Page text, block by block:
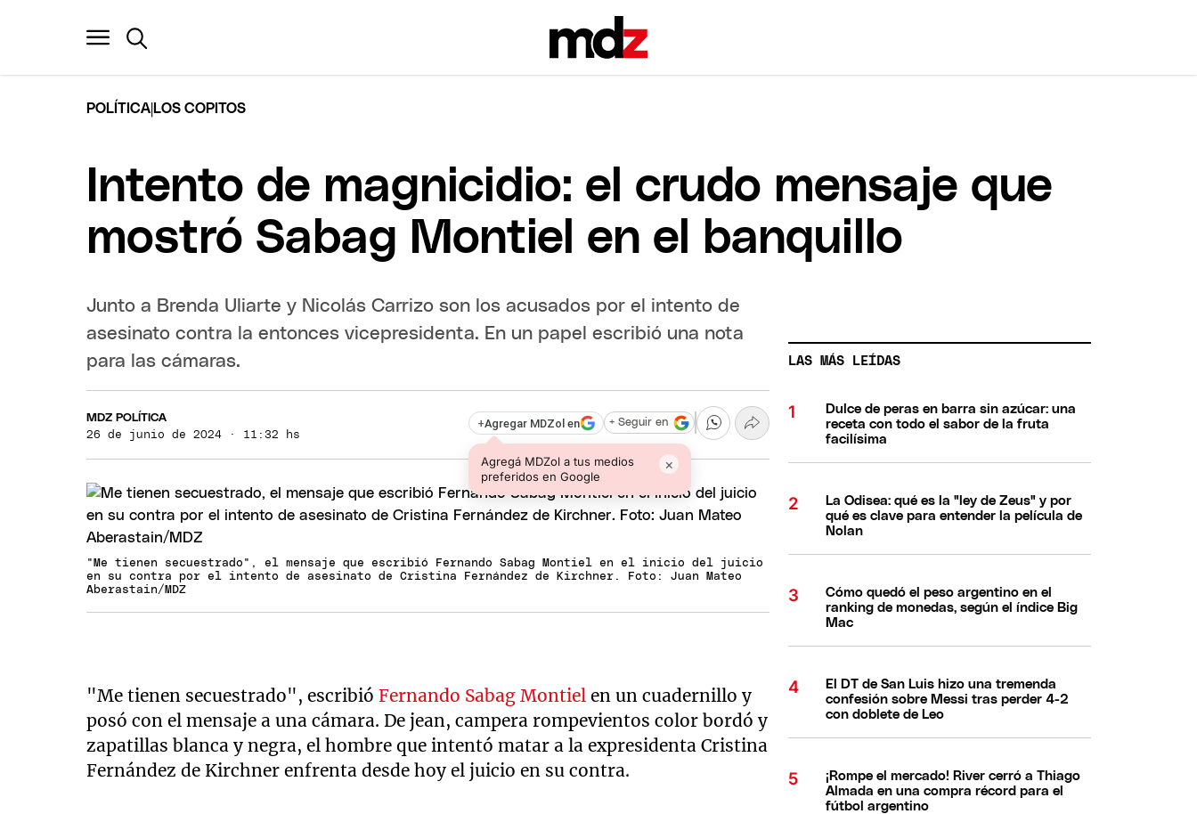
POLÍTICA LOS COPITOS
Intento de magnicidio: el crudo mensaje que
mostró Sabag Montiel en el banquillo
Junto a Brenda Uliarte y Nicolás Carrizo son los acusados por el intento de
asesinato contra la entonces vicepresidenta. En un papel escribió una nota
para las cámaras.
MDZ POLÍTICA
26 de junio de 2024 · 11:32 hs
+Agregar MDZol en
Agregá MDZol a tus medios
preferidos en Google
×
+ Seguir en
"Me tienen secuestrado", el mensaje que escribió Fernando Sabag Montiel en el inicio del juicio
en su contra por el intento de asesinato de Cristina Fernández de Kirchner. Foto: Juan Mateo
Aberastain/MDZ
"Me tienen secuestrado", escribióFernando Sabag Montiel en un cuadernillo y
posó con el mensaje a una cámara. De jean, campera rompevientos color bordó y
zapatillas blanca y negra, el hombre que intentó matar a la expresidenta Cristina
Fernández de Kirchner enfrenta desde hoy el juicio en su contra.
LAS MÁS LEÍDAS
Dulce de peras en barra sin azúcar: una
receta con todo el sabor de la fruta
facilísima
La Odisea: qué es la "ley de Zeus" y por
qué es clave para entender la película de
Nolan
Cómo quedó el peso argentino en el
ranking de monedas, según el índice Big
Mac
El DT de San Luis hizo una tremenda
confesión sobre Messi tras perder 4-2
con doblete de Leo
¡Rompe el mercado! River cerró a Thiago
Almada en una compra récord para el
fútbol argentino